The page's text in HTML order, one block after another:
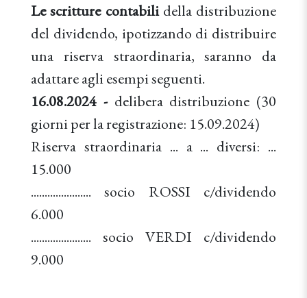
Le scritture contabili della distribuzione
del dividendo, ipotizzando di distribuire
una riserva straordinaria, saranno da
adattare agli esempi seguenti.
16.08.2024 - delibera distribuzione (30
giorni per la registrazione: 15.09.2024)
Riserva straordinaria ... a ... diversi: ...
15.000
...................... socio ROSSI c/dividendo
6.000
...................... socio VERDI c/dividendo
9.000